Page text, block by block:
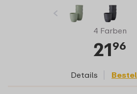
4 Farben
2196
Details